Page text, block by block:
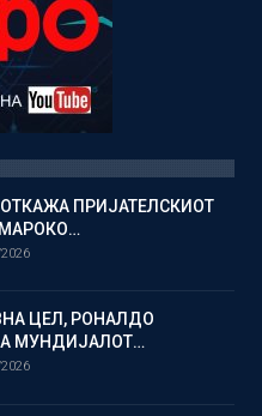
ПРИЈАТЕЛСКИОТ
ЦЕЛ, РОНАЛДО
МУНДИЈАЛОТ…